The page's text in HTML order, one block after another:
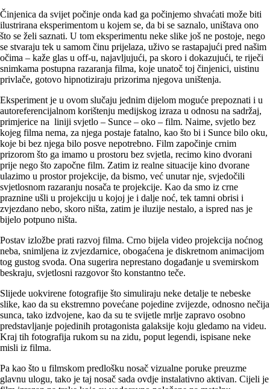
Činjenica da svijet počinje onda kad ga počinjemo shvaćati može biti
ilustrirana eksperimentom u kojem se, da bi se saznalo, uništava ono
što se želi saznati. U tom eksperimentu neke slike još ne postoje, nego
se stvaraju tek u samom činu prijelaza, uživo se rastapajući pred našim
očima – kaže glas u off-u, najavljujući, pa skoro i dokazujući, te riječi
snimkama postupna razaranja filma, koje unatoč toj činjenici, uistinu
privlače, gotovo hipnotiziraju prizorima njegova uništenja.
Eksperiment je u ovom slučaju jednim dijelom moguće prepoznati i u
autoreferencijalnom korištenju medijskog izraza u odnosu na sadržaj,
primjerice na liniji svjetlo – Sunce – oko – film. Naime, svjetlo bez
kojeg filma nema, za njega postaje fatalno, kao što bi i Sunce bilo oku,
koje bi bez njega bilo posve nepotrebno. Film započinje crnim
prizorom što ga imamo u prostoru bez svjetla, recimo kino dvorani
prije nego što započne film. Zatim iz realne situacije kino dvorane
ulazimo u prostor projekcije, da bismo, već unutar nje, svjedočili
svjetlosnom razaranju nosača te projekcije. Kao da smo iz crne
praznine ušli u projekciju u kojoj je i dalje noć, tek tamni obrisi i
zvjezdano nebo, skoro ništa, zatim je iluzije nestalo, a ispred nas je
bijelo potpuno ništa.
Postav izložbe prati razvoj filma. Crno bijela video projekcija noćnog
neba, snimljena iz zvjezdarnice, obogaćena je diskretnom animacijom
tog gustog svoda. Ona sugerira neprestano događanje u svemirskom
beskraju, svjetlosni razgovor što konstantno teče.
Slijede uokvirene fotografije što simuliraju neke detalje te nebeske
slike, kao da su ekstremno povećane pojedine zvijezde, odnosno nečija
sunca, tako izdvojene, kao da su te svijetle mrlje zapravo osobno
predstavljanje pojedinih protagonista galaksije koju gledamo na videu.
Kraj tih fotografija rukom su na zidu, poput legendi, ispisane neke
misli iz filma.
Pa kao što u filmskom predlošku nosač vizualne poruke preuzme
glavnu ulogu, tako je taj nosač sada ovdje instalativno aktivan. Cijeli je